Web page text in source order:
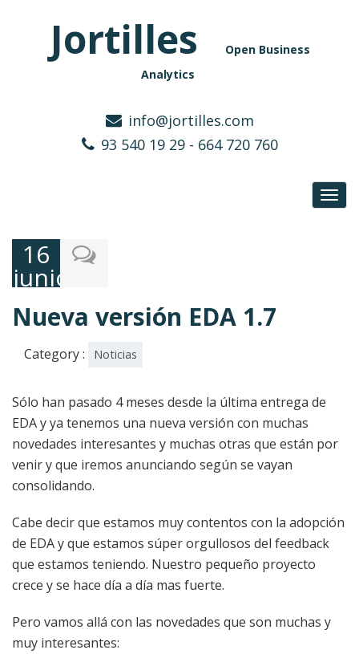
Jortilles
Open Business
Analytics
info@jortilles.com
93 540 19 29 - 664 720 760
16
junio,
2022
Nueva versión EDA 1.7
Category : Noticias
Sólo han pasado 4 meses desde la última entrega de
EDA y ya tenemos una nueva versión con muchas
novedades interesantes y muchas otras que están por
venir y que iremos anunciando según se vayan
consolidando.
Cabe decir que estamos muy contentos con la adopción
de EDA y que estamos súper orgullosos del feedback
que estamos teniendo. Nuestro pequeño proyecto
crece y se hace día a día mas fuerte.
Pero vamos allá con las novedades que son muchas y
muy interesantes: